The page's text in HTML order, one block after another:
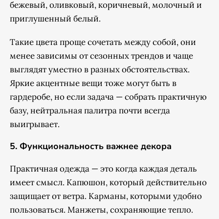
бежевый, оливковый, коричневый, молочный и
приглушенный белый.
Такие цвета проще сочетать между собой, они
менее зависимы от сезонных трендов и чаще
выглядят уместно в разных обстоятельствах.
Яркие акцентные вещи тоже могут быть в
гардеробе, но если задача — собрать практичную
базу, нейтральная палитра почти всегда
выигрывает.
5. Функциональность важнее декора
Практичная одежда — это когда каждая деталь
имеет смысл. Капюшон, который действительно
защищает от ветра. Карманы, которыми удобно
пользоваться. Манжеты, сохраняющие тепло.